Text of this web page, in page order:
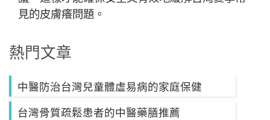
見的皮膚癢問題。
熱門文章
中醫防治台灣兒童體虛易病的家庭保健
台灣骨質疏鬆患者的中醫藥膳推薦